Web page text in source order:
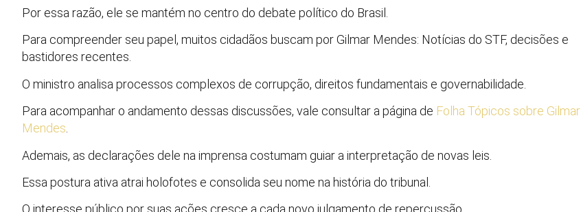
Por essa razão, ele se mantém no centro do debate político do Brasil.
Para compreender seu papel, muitos cidadãos buscam por Gilmar Mendes: Notícias do STF, decisões e
bastidores recentes.
O ministro analisa processos complexos de corrupção, direitos fundamentais e governabilidade.
Para acompanhar o andamento dessas discussões, vale consultar a página de Folha Tópicos sobre Gilmar
Mendes.
Ademais, as declarações dele na imprensa costumam guiar a interpretação de novas leis.
Essa postura ativa atrai holofotes e consolida seu nome na história do tribunal.